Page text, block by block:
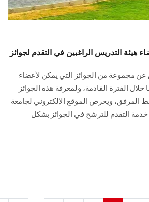
هيئة التدريس الراغبين في التقدم لجوائز
مجموعة من الجوائز التي يمكن لأعضاء
خلال الفترة القادمة، ولمعرفة هذه الجوائز
المرفق، ويحرص الموقع الإلكتروني لجامعة
التقدم للترشح في الجوائز بشكل